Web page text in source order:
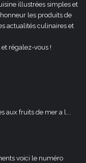
illustrées simples et
les produits de
actualités culinaires et
régalez-vous !
aux fruits de mer a l...
voici le numéro